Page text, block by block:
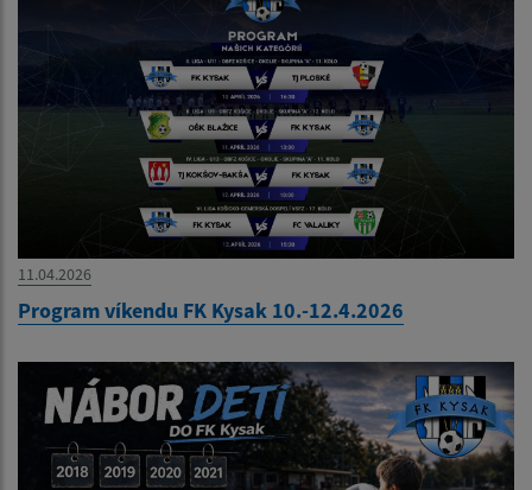
11.04.2026
Program víkendu FK Kysak 10.-12.4.2026